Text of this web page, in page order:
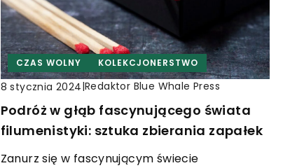
CZAS WOLNY KOLEKCJONERSTWO
8 stycznia 2024|Redaktor Blue Whale Press
Podróż w głąb fascynującego świata
filumenistyki: sztuka zbierania zapałek
Zanurz się w fascynującym świecie